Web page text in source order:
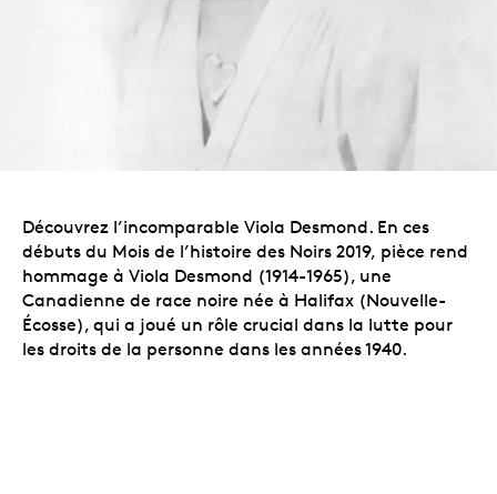
Découvrez l’incomparable Viola Desmond. En ces
débuts du Mois de l’histoire des Noirs 2019, pièce rend
hommage à Viola Desmond (1914-1965), une
Canadienne de race noire née à Halifax (Nouvelle-
Écosse), qui a joué un rôle crucial dans la lutte pour
les droits de la personne dans les années 1940.